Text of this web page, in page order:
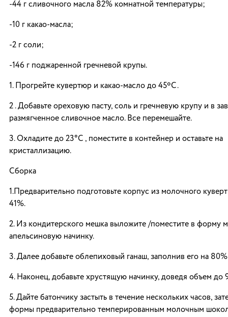
-44 г сливочного масла 82% комнатной температуры;
-10 г какао-масла;
-2 г соли;
-146 г поджаренной гречневой крупы.
1. Прогрейте кувертюр и какао-масло до 45ºC.
2 . Добавьте ореховую пасту, соль и гречневую крупу и в
размягченное сливочное масло. Все перемешайте.
3. Охладите до 23°C , поместите в контейнер и оставьте на
кристаллизацию.
Сборка
1.Предварительно подготовьте корпус из молочного
41%.
2. Из кондитерского мешка выложите /поместите в форму
апельсиновую начинку.
3. Далее добавьте облепиховый ганаш, заполнив его на
4. Наконец, добавьте хрустящую начинку, доведя объем до
5. Дайте батончику застыть в течение нескольких часов,
формы предварительно темперированным молочным